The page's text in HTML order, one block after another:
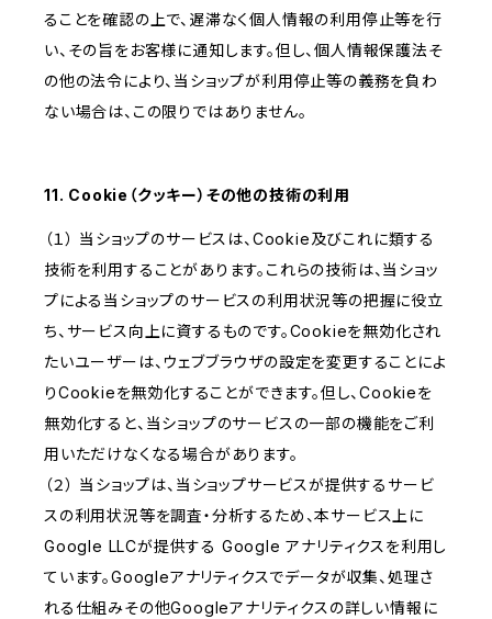
ることを確認の上で、遅滞なく個人情報の利用停止等を行
い、その旨をお客様に通知します。但し、個人情報保護法そ
の他の法令により、当ショップが利用停止等の義務を負わ
ない場合は、この限りではありません。
11. Cookie（クッキー）その他の技術の利用
（１） 当ショップのサービスは、Cookie及びこれに類する
技術を利用することがあります。これらの技術は、当ショッ
プによる当ショップのサービスの利用状況等の把握に役立
ち、サービス向上に資するものです。Cookieを無効化され
たいユーザーは、ウェブブラウザの設定を変更することによ
りCookieを無効化することができます。但し、Cookieを
無効化すると、当ショップのサービスの一部の機能をご利
用いただけなくなる場合があります。
（２） 当ショップは、当ショップサービスが提供するサービ
スの利用状況等を調査・分析するため、本サービス上に
Google LLCが提供する Google アナリティクスを利用し
ています。Googleアナリティクスでデータが収集、処理さ
れる仕組みその他Googleアナリティクスの詳しい情報に